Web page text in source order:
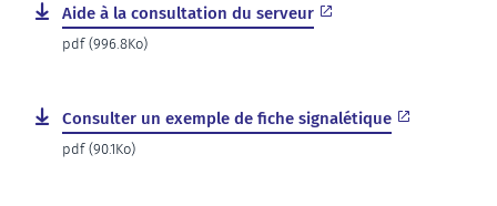
Aide à la consultation du serveur
pdf (996.8Ko)
Consulter un exemple de fiche signalétique
pdf (90.1Ko)